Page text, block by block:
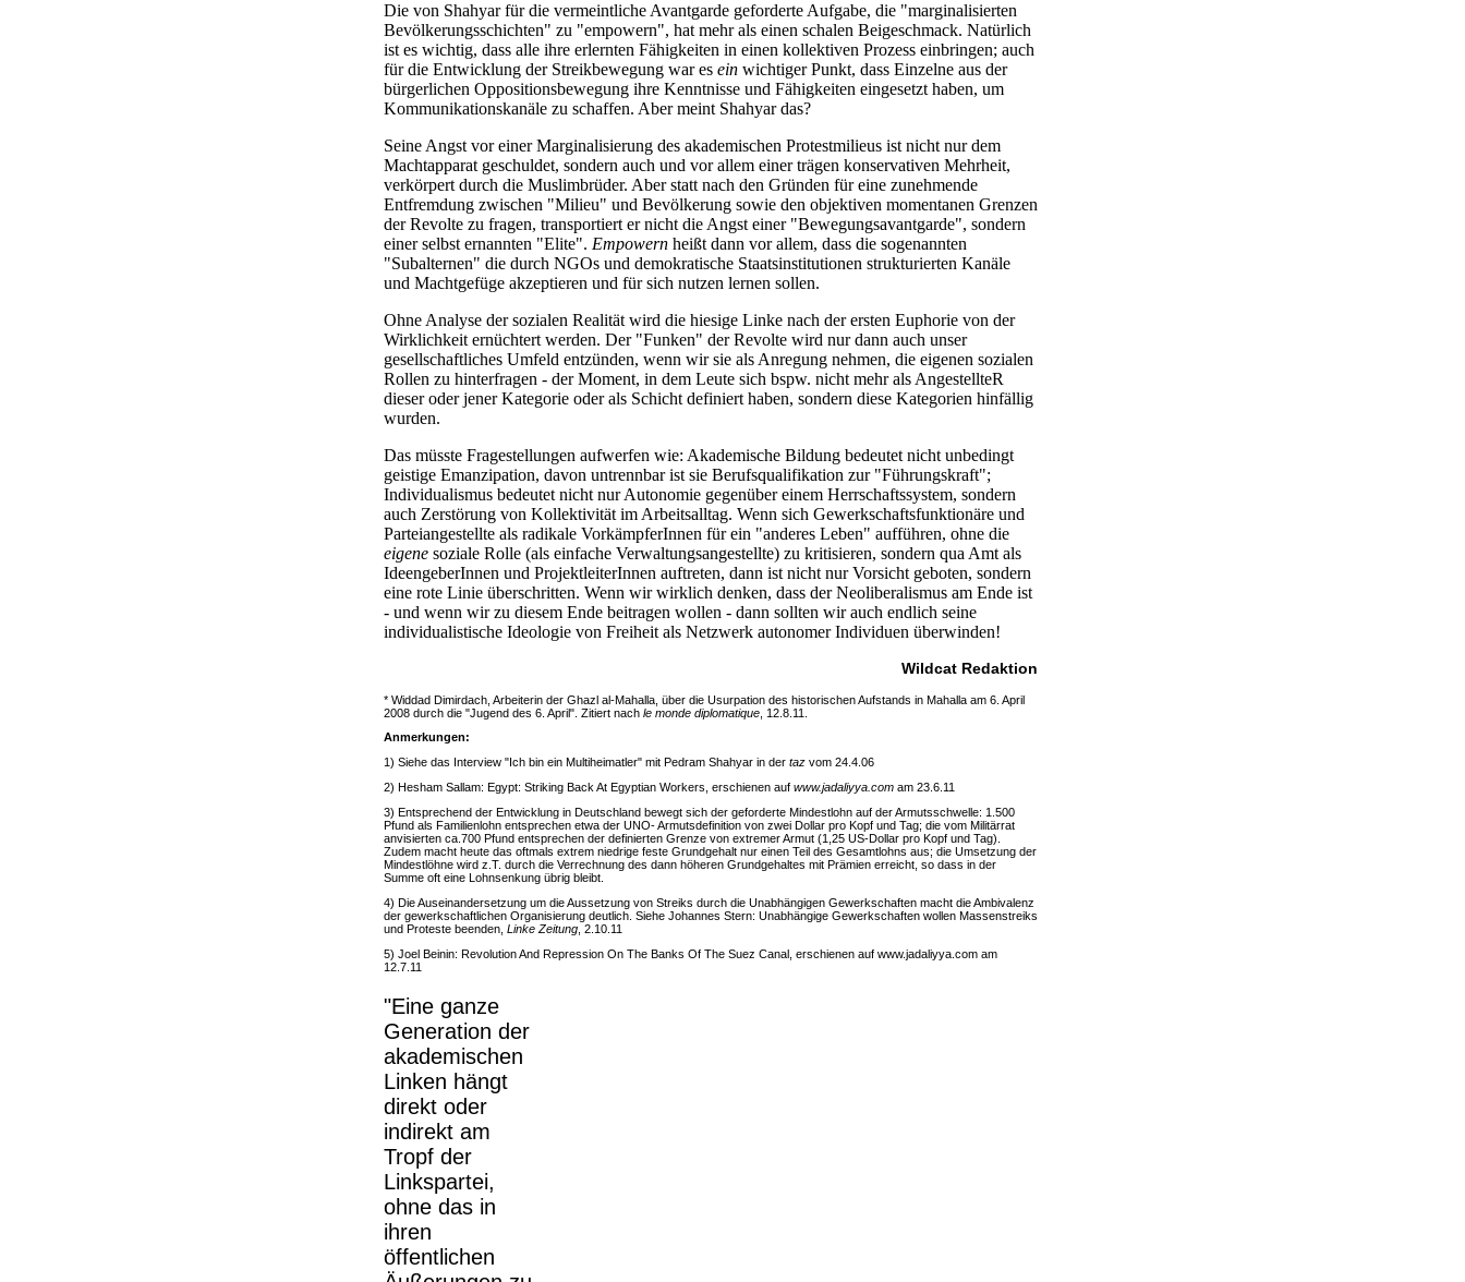
Die von Shahyar für die vermeintliche Avantgarde geforderte Aufgabe, die "marginalisierten
Bevölkerungsschichten" zu "empowern", hat mehr als einen schalen Beigeschmack. Natürlich
ist es wichtig, dass alle ihre erlernten Fähigkeiten in einen kollektiven Prozess einbringen; auch
für die Entwicklung der Streikbewegung war es ein wichtiger Punkt, dass Einzelne aus der
bürgerlichen Oppositionsbewegung ihre Kenntnisse und Fähigkeiten eingesetzt haben, um
Kommunikationskanäle zu schaffen. Aber meint Shahyar das?
Seine Angst vor einer Marginalisierung des akademischen Protestmilieus ist nicht nur dem
Machtapparat geschuldet, sondern auch und vor allem einer trägen konservativen Mehrheit,
verkörpert durch die Muslimbrüder. Aber statt nach den Gründen für eine zunehmende
Entfremdung zwischen "Milieu" und Bevölkerung sowie den objektiven momentanen Grenzen
der Revolte zu fragen, transportiert er nicht die Angst einer "Bewegungsavantgarde", sondern
einer selbst ernannten "Elite". Empowern heißt dann vor allem, dass die sogenannten
"Subalternen" die durch NGOs und demokratische Staatsinstitutionen strukturierten Kanäle
und Machtgefüge akzeptieren und für sich nutzen lernen sollen.
Ohne Analyse der sozialen Realität wird die hiesige Linke nach der ersten Euphorie von der
Wirklichkeit ernüchtert werden. Der "Funken" der Revolte wird nur dann auch unser
gesellschaftliches Umfeld entzünden, wenn wir sie als Anregung nehmen, die eigenen sozialen
Rollen zu hinterfragen - der Moment, in dem Leute sich bspw. nicht mehr als AngestellteR
dieser oder jener Kategorie oder als Schicht definiert haben, sondern diese Kategorien hinfällig
wurden.
Das müsste Fragestellungen aufwerfen wie: Akademische Bildung bedeutet nicht unbedingt
geistige Emanzipation, davon untrennbar ist sie Berufsqualifikation zur "Führungskraft";
Individualismus bedeutet nicht nur Autonomie gegenüber einem Herrschaftssystem, sondern
auch Zerstörung von Kollektivität im Arbeitsalltag. Wenn sich Gewerkschaftsfunktionäre und
Parteiangestellte als radikale VorkämpferInnen für ein "anderes Leben" aufführen, ohne die
eigene soziale Rolle (als einfache Verwaltungsangestellte) zu kritisieren, sondern qua Amt als
IdeengeberInnen und ProjektleiterInnen auftreten, dann ist nicht nur Vorsicht geboten, sondern
eine rote Linie überschritten. Wenn wir wirklich denken, dass der Neoliberalismus am Ende ist
- und wenn wir zu diesem Ende beitragen wollen - dann sollten wir auch endlich seine
individualistische Ideologie von Freiheit als Netzwerk autonomer Individuen überwinden!
Wildcat Redaktion
* Widdad Dimirdach, Arbeiterin der Ghazl al-Mahalla, über die Usurpation des historischen Aufstands in Mahalla am 6. April
2008 durch die "Jugend des 6. April". Zitiert nach le monde diplomatique , 12.8.11.
Anmerkungen:
1) Siehe das Interview "Ich bin ein Multiheimatler" mit Pedram Shahyar in der taz vom 24.4.06
2) Hesham Sallam: Egypt: Striking Back At Egyptian Workers, erschienen auf www.jadaliyya.com am 23.6.11
3) Entsprechend der Entwicklung in Deutschland bewegt sich der geforderte Mindestlohn auf der Armutsschwelle: 1.500
Pfund als Familienlohn entsprechen etwa der UNO- Armutsdefinition von zwei Dollar pro Kopf und Tag; die vom Militärrat
anvisierten ca.700 Pfund entsprechen der definierten Grenze von extremer Armut (1,25 US-Dollar pro Kopf und Tag).
Zudem macht heute das oftmals extrem niedrige feste Grundgehalt nur einen Teil des Gesamtlohns aus; die Umsetzung der
Mindestlöhne wird z.T. durch die Verrechnung des dann höheren Grundgehaltes mit Prämien erreicht, so dass in der
Summe oft eine Lohnsenkung übrig bleibt.
4) Die Auseinandersetzung um die Aussetzung von Streiks durch die Unabhängigen Gewerkschaften macht die Ambivalenz
der gewerkschaftlichen Organisierung deutlich. Siehe Johannes Stern: Unabhängige Gewerkschaften wollen Massenstreiks
und Proteste beenden, Linke Zeitung , 2.10.11
5) Joel Beinin: Revolution And Repression On The Banks Of The Suez Canal, erschienen auf www.jadaliyya.com am
12.7.11
"Eine ganze
Generation der
akademischen
Linken hängt
direkt oder
indirekt am
Tropf der
Linkspartei,
ohne das in
ihren
öffentlichen